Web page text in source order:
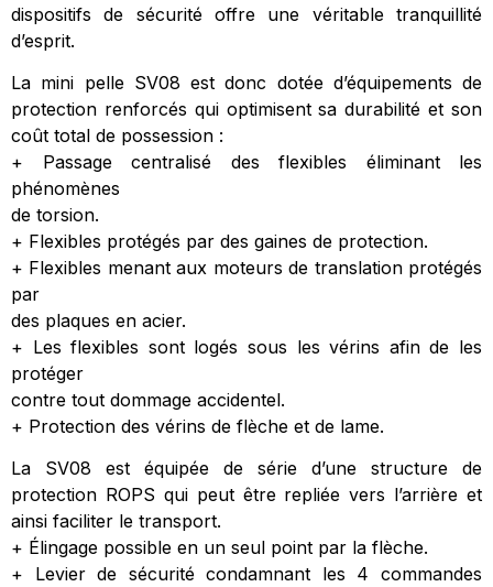
dispositifs de sécurité offre une véritable tranquillité
d’esprit.
La mini pelle SV08 est donc dotée d’équipements de
protection renforcés qui optimisent sa durabilité et son
coût total de possession :
+ Passage centralisé des flexibles éliminant les
phénomènes
de torsion.
+ Flexibles protégés par des gaines de protection.
+ Flexibles menant aux moteurs de translation protégés
par
des plaques en acier.
+ Les flexibles sont logés sous les vérins afin de les
protéger
contre tout dommage accidentel.
+ Protection des vérins de flèche et de lame.
La SV08 est équipée de série d’une structure de
protection ROPS qui peut être repliée vers l’arrière et
ainsi faciliter le transport.
+ Élingage possible en un seul point par la flèche.
+ Levier de sécurité condamnant les 4 commandes